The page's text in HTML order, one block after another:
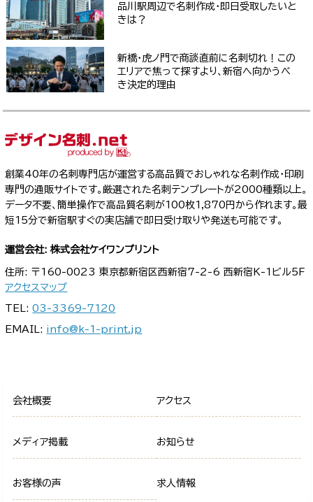
品川駅周辺で名刺作成・即日受取したいと
きは？
新橋・虎ノ門で商談直前に名刺切れ！この
エリアで焦って探すより、新宿へ向かうべ
き決定的理由
創業40年の名刺専門店が運営する高品質でおしゃれな名刺作成・印刷
専門の通販サイトです。厳選された名刺テンプレートが2000種類以上。
データ不要、簡単操作で高品質名刺が100枚1,870円から作れます。最
短15分で新宿駅すぐの実店舗で即日受け取りや発送も可能です。
運営会社: 株式会社ケイワンプリント
住所: 〒160-0023 東京都新宿区西新宿7-2-6 西新宿K-1ビル5F
アクセスマップ
TEL:03-3369-7120
EMAIL: info@k-1-print.jp
会社概要 アクセス
メディア掲載 お知らせ
お客様の声 求人情報